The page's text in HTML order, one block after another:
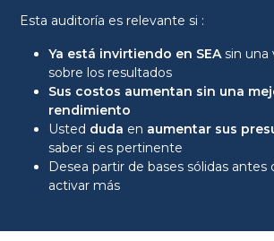
Esta auditoría es relevante si :
Ya está invirtiendo en SEAsin una
sobre los resultados
Sus costos aumentan sin una
rendimiento
Usted duda en aumentar sus
saber si es pertinente
Desea partir de bases sólidas
activar más